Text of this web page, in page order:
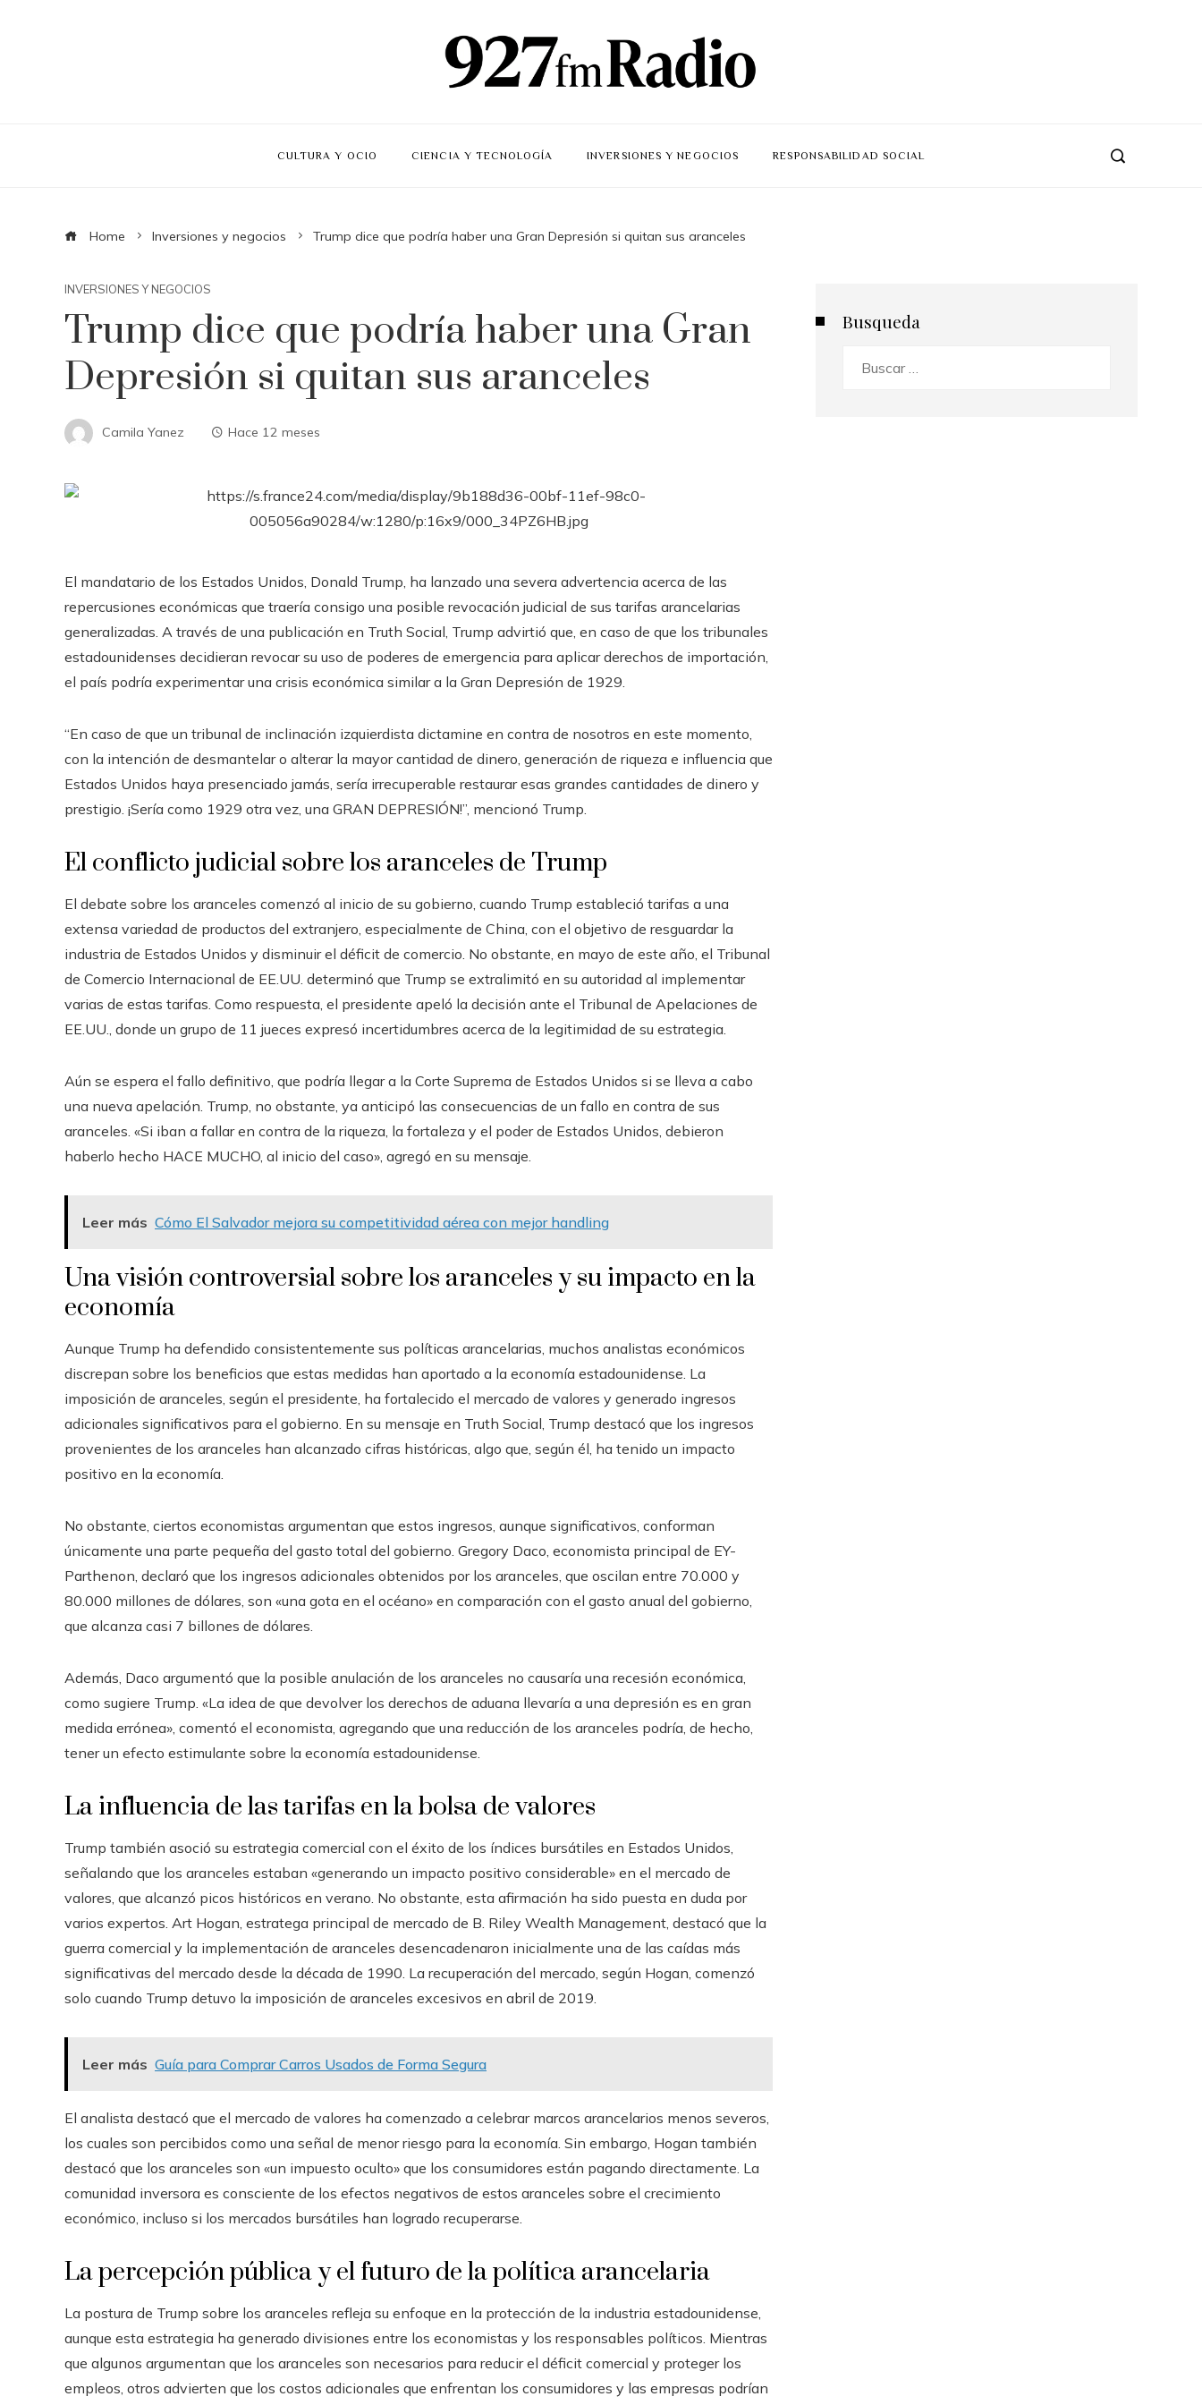
CULTURA Y OCIO CIENCIA Y TECNOLOGÍA INVERSIONES Y NEGOCIOS RESPONSABILIDAD SOCIAL
Home Inversiones y negocios Trump dice que podría haber una Gran Depresión si quitan sus aranceles
INVERSIONES Y NEGOCIOS
Trump dice que podría haber una Gran
Depresión si quitan sus aranceles
Camila Yanez Hace 12 meses
El mandatario de los Estados Unidos, Donald Trump, ha lanzado una severa advertencia acerca de las
repercusiones económicas que traería consigo una posible revocación judicial de sus tarifas arancelarias
generalizadas. A través de una publicación en Truth Social, Trump advirtió que, en caso de que los tribunales
estadounidenses decidieran revocar su uso de poderes de emergencia para aplicar derechos de importación,
el país podría experimentar una crisis económica similar a la Gran Depresión de 1929.
“En caso de que un tribunal de inclinación izquierdista dictamine en contra de nosotros en este momento,
con la intención de desmantelar o alterar la mayor cantidad de dinero, generación de riqueza e influencia que
Estados Unidos haya presenciado jamás, sería irrecuperable restaurar esas grandes cantidades de dinero y
prestigio. ¡Sería como 1929 otra vez, una GRAN DEPRESIÓN!”, mencionó Trump.
El conflicto judicial sobre los aranceles de Trump
El debate sobre los aranceles comenzó al inicio de su gobierno, cuando Trump estableció tarifas a una
extensa variedad de productos del extranjero, especialmente de China, con el objetivo de resguardar la
industria de Estados Unidos y disminuir el déficit de comercio. No obstante, en mayo de este año, el Tribunal
de Comercio Internacional de EE.UU. determinó que Trump se extralimitó en su autoridad al implementar
varias de estas tarifas. Como respuesta, el presidente apeló la decisión ante el Tribunal de Apelaciones de
EE.UU., donde un grupo de 11 jueces expresó incertidumbres acerca de la legitimidad de su estrategia.
Aún se espera el fallo definitivo, que podría llegar a la Corte Suprema de Estados Unidos si se lleva a cabo
una nueva apelación. Trump, no obstante, ya anticipó las consecuencias de un fallo en contra de sus
aranceles. «Si iban a fallar en contra de la riqueza, la fortaleza y el poder de Estados Unidos, debieron
haberlo hecho HACE MUCHO, al inicio del caso», agregó en su mensaje.
Leer más Cómo El Salvador mejora su competitividad aérea con mejor handling
Una visión controversial sobre los aranceles y su impacto en la
economía
Aunque Trump ha defendido consistentemente sus políticas arancelarias, muchos analistas económicos
discrepan sobre los beneficios que estas medidas han aportado a la economía estadounidense. La
imposición de aranceles, según el presidente, ha fortalecido el mercado de valores y generado ingresos
adicionales significativos para el gobierno. En su mensaje en Truth Social, Trump destacó que los ingresos
provenientes de los aranceles han alcanzado cifras históricas, algo que, según él, ha tenido un impacto
positivo en la economía.
No obstante, ciertos economistas argumentan que estos ingresos, aunque significativos, conforman
únicamente una parte pequeña del gasto total del gobierno. Gregory Daco, economista principal de EY-
Parthenon, declaró que los ingresos adicionales obtenidos por los aranceles, que oscilan entre 70.000 y
80.000 millones de dólares, son «una gota en el océano» en comparación con el gasto anual del gobierno,
que alcanza casi 7 billones de dólares.
Además, Daco argumentó que la posible anulación de los aranceles no causaría una recesión económica,
como sugiere Trump. «La idea de que devolver los derechos de aduana llevaría a una depresión es en gran
medida errónea», comentó el economista, agregando que una reducción de los aranceles podría, de hecho,
tener un efecto estimulante sobre la economía estadounidense.
La influencia de las tarifas en la bolsa de valores
Trump también asoció su estrategia comercial con el éxito de los índices bursátiles en Estados Unidos,
señalando que los aranceles estaban «generando un impacto positivo considerable» en el mercado de
valores, que alcanzó picos históricos en verano. No obstante, esta afirmación ha sido puesta en duda por
varios expertos. Art Hogan, estratega principal de mercado de B. Riley Wealth Management, destacó que la
guerra comercial y la implementación de aranceles desencadenaron inicialmente una de las caídas más
significativas del mercado desde la década de 1990. La recuperación del mercado, según Hogan, comenzó
solo cuando Trump detuvo la imposición de aranceles excesivos en abril de 2019.
Leer más Guía para Comprar Carros Usados de Forma Segura
El analista destacó que el mercado de valores ha comenzado a celebrar marcos arancelarios menos severos,
los cuales son percibidos como una señal de menor riesgo para la economía. Sin embargo, Hogan también
destacó que los aranceles son «un impuesto oculto» que los consumidores están pagando directamente. La
comunidad inversora es consciente de los efectos negativos de estos aranceles sobre el crecimiento
económico, incluso si los mercados bursátiles han logrado recuperarse.
La percepción pública y el futuro de la política arancelaria
La postura de Trump sobre los aranceles refleja su enfoque en la protección de la industria estadounidense,
aunque esta estrategia ha generado divisiones entre los economistas y los responsables políticos. Mientras
que algunos argumentan que los aranceles son necesarios para reducir el déficit comercial y proteger los
empleos, otros advierten que los costos adicionales que enfrentan los consumidores y las empresas podrían
Busqueda